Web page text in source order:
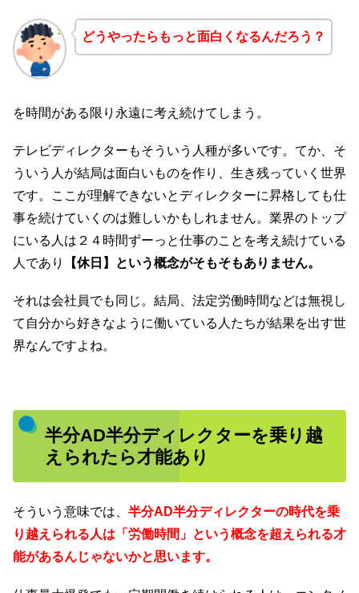
どうやったらもっと面白くなるんだろう？
を時間がある限り永遠に考え続けてしまう。
テレビディレクターもそういう人種が多いです。てか、そ
ういう人が結局は面白いものを作り、生き残っていく世界
です。ここが理解できないとディレクターに昇格しても仕
事を続けていくのは難しいかもしれません。業界のトップ
にいる人は２４時間ずーっと仕事のことを考え続けている
人であり
【休日】という概念がそもそもありません。
それは会社員でも同じ。結局、法定労働時間などは無視し
て自分から好きなように働いている人たちが結果を出す世
界なんですよね。
半分AD半分ディレクターを乗り越
えられたら才能あり
そういう意味では、 半分AD半分ディレクターの時代を乗
り越えられる人は「労働時間」という概念を超えられる才
能があるんじゃないかと思います。